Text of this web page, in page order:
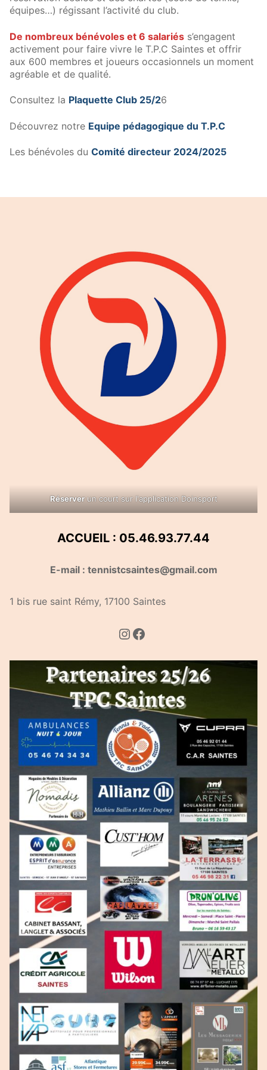
Calendrier Equipes Séniors Niveau
équipes…) régissant l’activité du club.
De nombreux bénévoles et 6 salariés s’engagent
activement pour faire vivre le T.P.C Saintes et offrir
aux 600 membres et joueurs occasionnels un moment
agréable et de qualité.
Consultez la Plaquette Club 25/26
Découvrez notre Equipe pédagogique du T.P.C
Les bénévoles du Comité directeur 2024/2025
Réserverun court sur l'application Doinsport
ACCUEIL : 05.46.93.77.44
E-mail : tennistcsaintes@gmail.com
1 bis rue saint Rémy, 17100 Saintes
Instagram
Facebook